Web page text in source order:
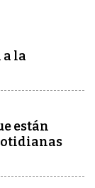
la
están